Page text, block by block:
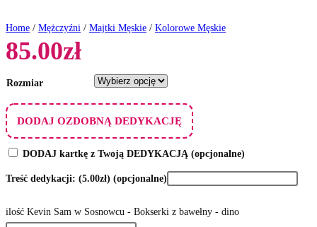
Home / Mężczyźni / Majtki Męskie / Kolorowe Męskie
85.00zł
Rozmiar
DODAJ OZDOBNĄ DEDYKACJĘ
DODAJ kartkę z Twoją DEDYKACJĄ (opcjonalne)
Treść dedykacji: (5.00zł) (opcjonalne)
ilość Kevin Sam w Sosnowcu - Bokserki z bawełny - dino